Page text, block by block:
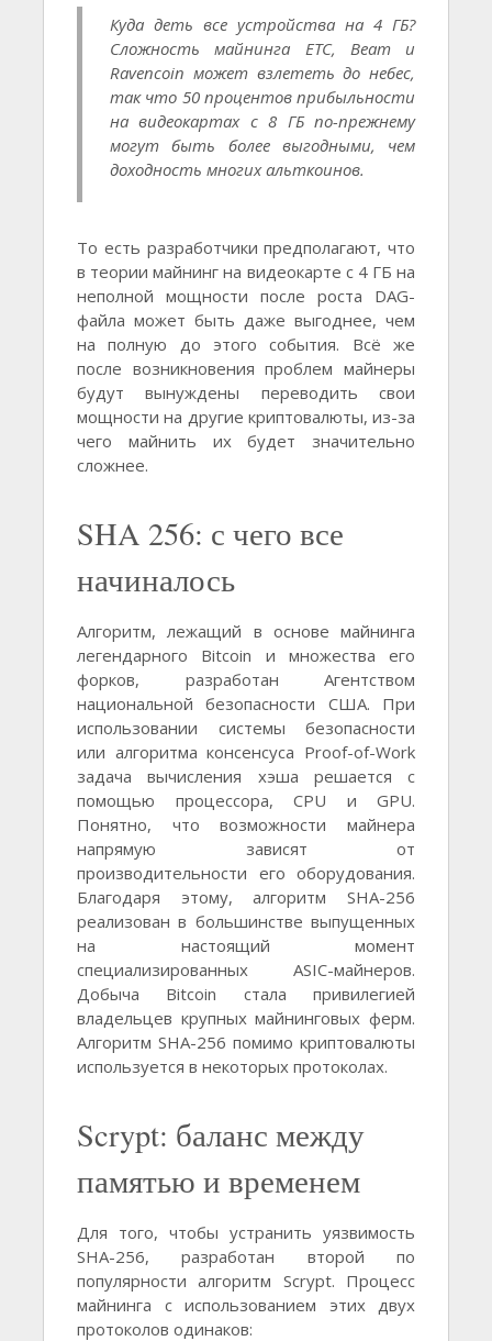
Куда деть все устройства на 4 ГБ?
Сложность майнинга ETC, Beam и
Ravencoin может взлететь до небес,
так что 50 процентов прибыльности
на видеокартах с 8 ГБ по-прежнему
могут быть более выгодными, чем
доходность многих альткоинов.
То есть разработчики предполагают, что
в теории майнинг на видеокарте с 4 ГБ на
неполной мощности после роста DAG-
файла может быть даже выгоднее, чем
на полную до этого события. Всё же
после возникновения проблем майнеры
будут вынуждены переводить свои
мощности на другие криптовалюты, из-за
чего майнить их будет значительно
сложнее.
SHA 256: с чего все
начиналось
Алгоритм, лежащий в основе майнинга
легендарного Bitcoin и множества его
форков, разработан Агентством
национальной безопасности США. При
использовании системы безопасности
или алгоритма консенсуса Proof-of-Work
задача вычисления хэша решается с
помощью процессора, CPU и GPU.
Понятно, что возможности майнера
напрямую зависят от
производительности его оборудования.
Благодаря этому, алгоритм SHA-256
реализован в большинстве выпущенных
на настоящий момент
специализированных ASIC-майнеров.
Добыча Bitcoin стала привилегией
владельцев крупных майнинговых ферм.
Алгоритм SHA-256 помимо криптовалюты
используется в некоторых протоколах.
Scrypt: баланс между
памятью и временем
Для того, чтобы устранить уязвимость
SHA-256, разработан второй по
популярности алгоритм Scrypt. Процесс
майнинга с использованием этих двух
протоколов одинаков: